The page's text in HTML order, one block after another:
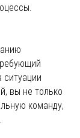
ситуации
вы не только
команду,